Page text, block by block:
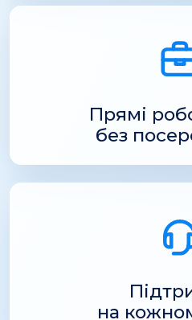
Прямі
без
на